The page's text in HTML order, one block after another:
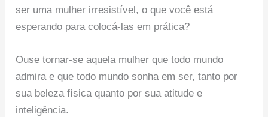
ser uma mulher irresistível, o que você está
esperando para colocá-las em prática?
Ouse tornar-se aquela mulher que todo mundo
admira e que todo mundo sonha em ser, tanto por
sua beleza física quanto por sua atitude e
inteligência.